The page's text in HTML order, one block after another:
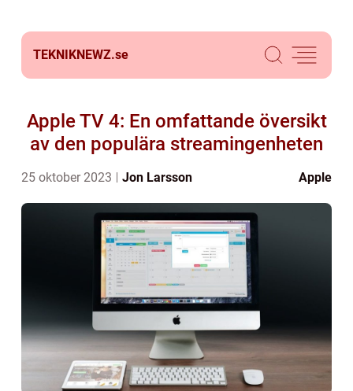
TEKNIKNEWZ.se
Apple TV 4: En omfattande översikt
av den populära streamingenheten
25 oktober 2023 Jon Larsson Apple